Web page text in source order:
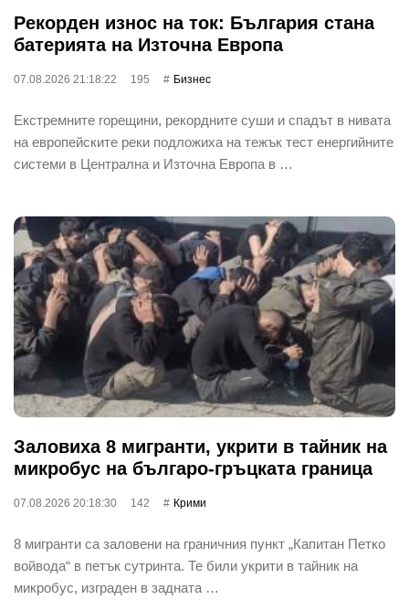
Рекорден износ на ток: България стана
батерията на Източна Европа
07.08.2026 21:18:22 195 Бизнес
Екстремните горещини, рекордните суши и спадът в нивата
на европейските реки подложиха на тежък тест енергийните
системи в Централна и Източна Европа в …
Заловиха 8 мигранти, укрити в тайник на
микробус на българо-гръцката граница
07.08.2026 20:18:30 142 Крими
8 мигранти са заловени на граничния пункт „Капитан Петко
войвода“ в петък сутринта. Те били укрити в тайник на
микробус, изграден в задната …